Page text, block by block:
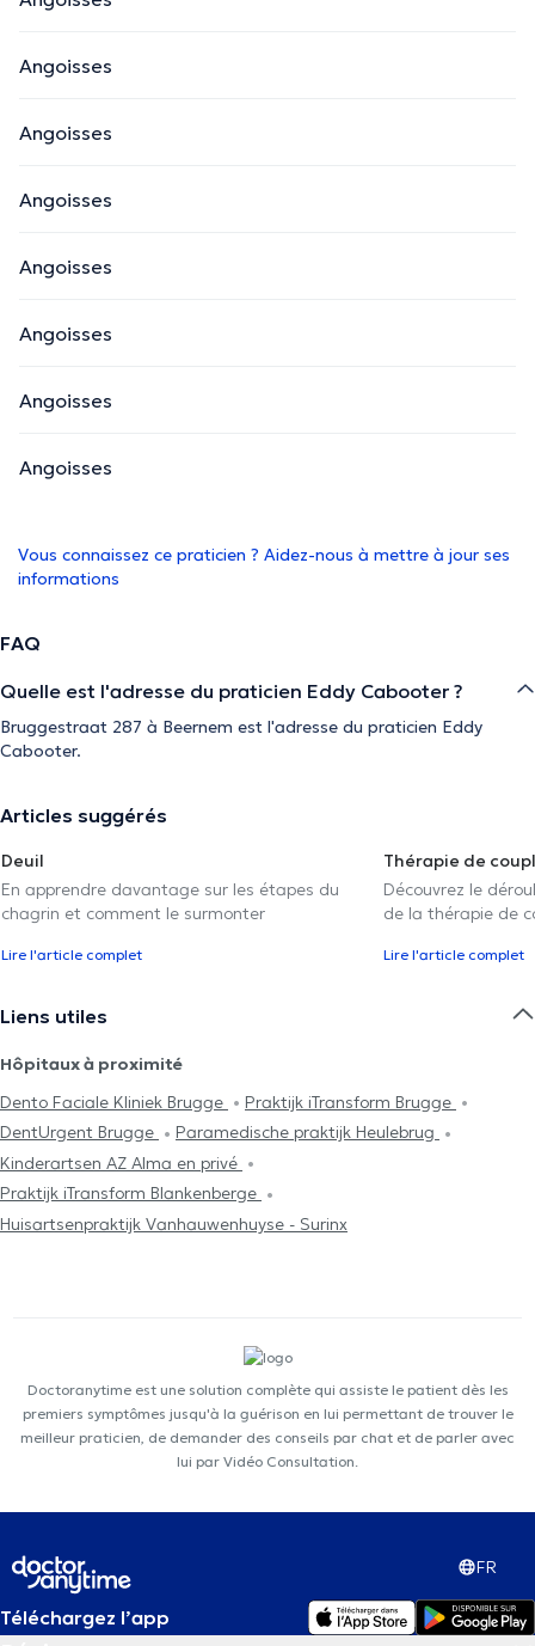
Angoisses
Angoisses
Angoisses
Angoisses
Angoisses
Angoisses
Angoisses
Vous connaissez ce praticien ? Aidez-nous à mettre à jour ses
informations
FAQ
Quelle est l'adresse du praticien Eddy Cabooter ?
Bruggestraat 287 à Beernem est l'adresse du praticien Eddy
Cabooter.
Articles suggérés
Deuil
En apprendre davantage sur les étapes du
chagrin et comment le surmonter
Lire l'article complet
Thérapie de
Découvrez le
de la thérapie de
Lire l'article complet
Liens utiles
Hôpitaux à proximité
Dento Faciale Kliniek Brugge
Praktijk iTransform Brugge
DentUrgent Brugge
Paramedische praktijk Heulebrug
Kinderartsen AZ Alma en privé
Praktijk iTransform Blankenberge
Huisartsenpraktijk Vanhauwenhuyse - Surinx
Doctoranytime est une solution complète qui assiste le patient dès les
premiers symptômes jusqu'à la guérison en lui permettant de trouver le
meilleur praticien, de demander des conseils par chat et de parler avec
lui par Vidéo Consultation.
FR
Téléchargez l’app